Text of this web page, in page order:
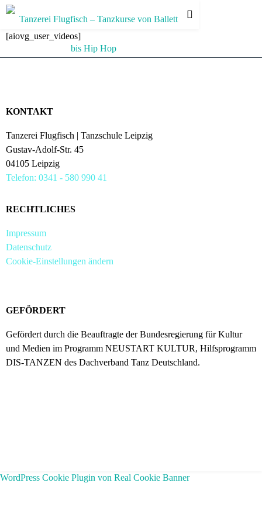
[aiovg_user_videos]
KONTAKT
Tanzerei Flugfisch | Tanzschule Leipzig
Gustav-Adolf-Str. 45
04105 Leipzig
Telefon: 0341 - 580 990 41
RECHTLICHES
Impressum
Datenschutz
Cookie-Einstellungen ändern
GEFÖRDERT
Gefördert durch die Beauftragte der Bundesregierung für Kultur
und Medien im Programm NEUSTART KULTUR, Hilfsprogramm
DIS-TANZEN des Dachverband Tanz Deutschland.
WordPress Cookie Plugin von Real Cookie Banner